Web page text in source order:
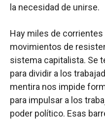
la necesidad de unirse.
Hay miles de corrientes
movimientos de
sistema capitalista. Se
para dividir a los
mentira nos impide
para impulsar a los
poder político. Esas